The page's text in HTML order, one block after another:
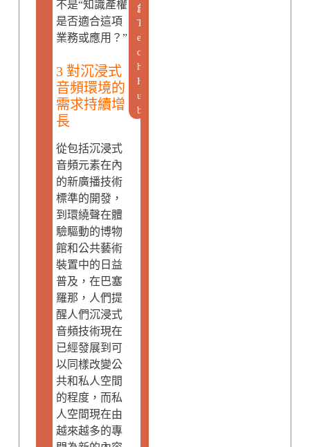
不是“知識產權
是否適合這項
業務或應用？”
3 對沉浸式
音頻環境的
需求持續增
長
從包括沉浸式
音頻元素在內
的新廣播技術
標準的開發，
到環繞聲在體
驗驅動的博物
館和公共藝術
裝置中的日益
普及，在巴塞
羅那，人們提
醒人們沉浸式
音頻技術現在
已經發展到可
以同樣改變公
共和私人空間
的程度，而私
人空間現在由
越來越多的專
創
T
e
c
h
H
u
b